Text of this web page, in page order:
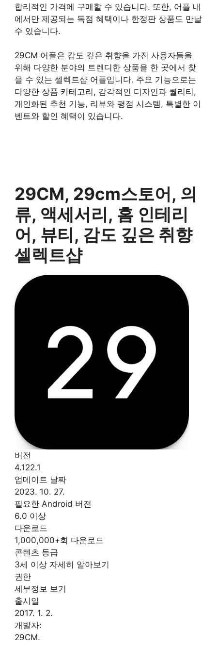
합리적인 가격에 구매할 수 있습니다. 또한, 어플 내
에서만 제공되는 독점 혜택이나 한정판 상품도 만날
수 있습니다.
29CM 어플은 감도 깊은 취향을 가진 사용자들을
위해 다양한 분야의 트렌디한 상품을 한 곳에서 찾
을 수 있는 셀렉트샵 어플입니다. 주요 기능으로는
다양한 상품 카테고리, 감각적인 디자인과 퀄리티,
개인화된 추천 기능, 리뷰와 평점 시스템, 특별한 이
벤트와 할인 혜택이 있습니다.
29CM, 29cm스토어, 의
류, 액세서리, 홈 인테리
어, 뷰티, 감도 깊은 취향
셀렉트샵
버전
4.122.1
업데이트 날짜
2023. 10. 27.
필요한 Android 버전
6.0 이상
다운로드
1,000,000+회 다운로드
콘텐츠 등급
3세 이상 자세히 알아보기
권한
세부정보 보기
출시일
2017. 1. 2.
개발자:
29CM.